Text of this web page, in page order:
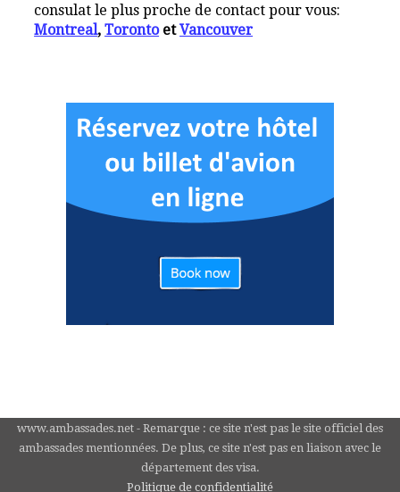
consulat le plus proche de contact pour vous:
Montreal,TorontoetVancouver
www.ambassades.net - Remarque : ce site n'est pas le site officiel des
ambassades mentionnées. De plus, ce site n'est pas en liaison avec le
département des visa.
Politique de confidentialité